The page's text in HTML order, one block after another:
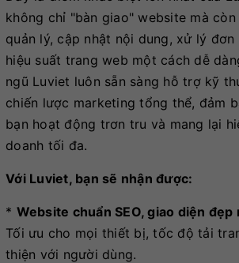
không chỉ "bàn giao" website mà
quản lý, cập nhật nội dung, xử lý
hiệu suất trang web một cách dễ
ngũ Luviet luôn sẵn sàng hỗ trợ kỹ
chiến lược marketing tổng thể, đảm
bạn hoạt động trơn tru và mang lại
doanh tối đa.
Với Luviet, bạn sẽ nhận được:
* Website chuẩn SEO, giao diện
Tối ưu cho mọi thiết bị, tốc độ tải
thiện với người dùng.